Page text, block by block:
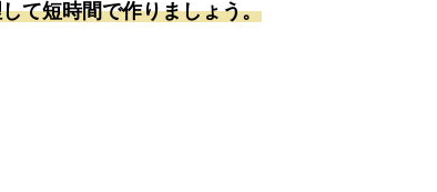
て短時間で作りましょう。